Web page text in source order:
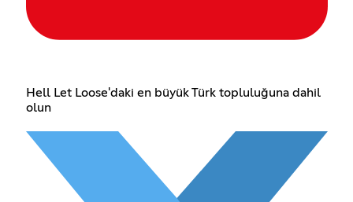
Hell Let Loose'daki en büyük Türk topluluğuna dahil
olun